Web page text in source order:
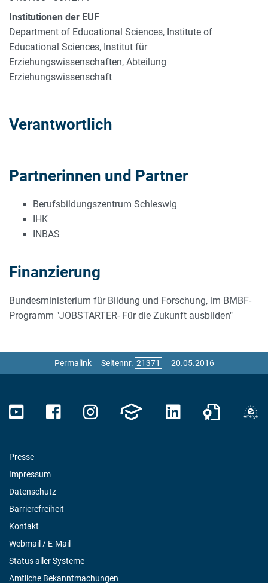
Institutionen der EUF
Department of Educational Sciences, Institute of
Educational Sciences, Institut für
Erziehungswissenschaften, Abteilung
Erziehungswissenschaft
Verantwortlich
Partnerinnen und Partner
Berufsbildungszentrum Schleswig
IHK
INBAS
Finanzierung
Bundesministerium für Bildung und Forschung, im BMBF-
Programm "JOBSTARTER- Für die Zukunft ausbilden"
Permalink Seitennr. 20.05.2016
Presse
Impressum
Datenschutz
Barrierefreiheit
Kontakt
Webmail / E-Mail
Status aller Systeme
Amtliche Bekanntmachungen